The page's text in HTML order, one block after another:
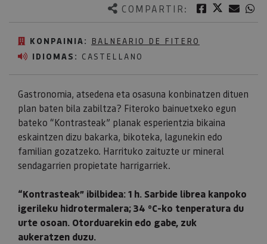
COMPARTIR: Facebook
Twitter
KONPAINIA: BALNEARIO DE FITERO
IDIOMAS: CASTELLANO
Gastronomia, atsedena eta osasuna konbinatzen dituen
plan baten bila zabiltza? Fiteroko bainuetxeko egun
bateko “Kontrasteak” planak esperientzia bikaina
eskaintzen dizu bakarka, bikoteka, lagunekin edo
familian gozatzeko. Harrituko zaituzte ur mineral
sendagarrien propietate harrigarriek.
“Kontrasteak” ibilbidea: 1 h. Sarbide librea kanpoko
igerileku hidrotermalera; 34 ºC-ko tenperatura du
urte osoan. Otorduarekin edo gabe, zuk
aukeratzen duzu.